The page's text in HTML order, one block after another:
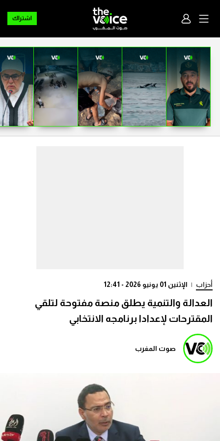
اشتراك
أحزاب | الإثنين 01 يونيو 2026 - 12:41
العدالة والتنمية يطلق منصة مفتوحة لتلقي
المقترحات لإعدادا برنامجه الانتخابي
صوت المغرب